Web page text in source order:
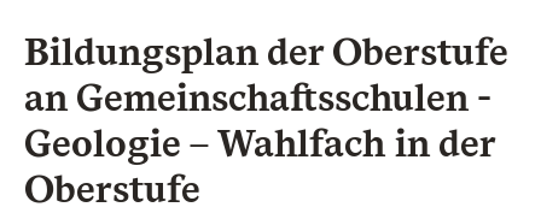
Bildungsplan der Oberstufe
an Gemeinschaftsschulen -
Geologie – Wahlfach in der
Oberstufe